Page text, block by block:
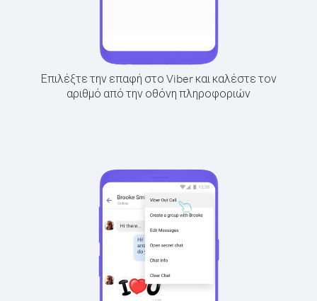
Επιλέξτε την επαφή στο Viber και καλέστε τον
αριθμό από την οθόνη πληροφοριών